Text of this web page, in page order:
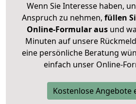
Wenn Sie Interesse haben,
Anspruch zu nehmen, füllen
Online-Formular ausund
Minuten auf unsere
eine persönliche Beratung
einfach unser Online-
Kostenlose Angebote